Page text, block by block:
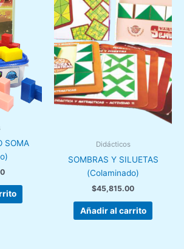
SOMA
Didácticos
SOMBRAS Y SILUETAS
(Colaminado)
$45,815.00
Añadir al carrito